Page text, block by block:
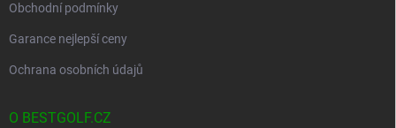
Obchodní podmínky
Garance nejlepší ceny
Ochrana osobních údajů
O BESTGOLF.CZ